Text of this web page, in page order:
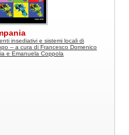
insediativi e sistemi locali di
-- a cura di Francesco Domenico
e Emanuela Coppola